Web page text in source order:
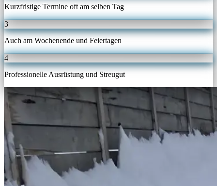
Kurzfristige Termine oft am selben Tag
3
Auch am Wochenende und Feiertagen
4
Professionelle Ausrüstung und Streugut